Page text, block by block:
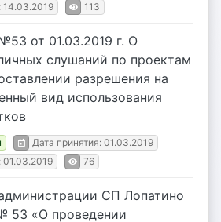
14.03.2019
113
от 01.03.2019 г. О
слушаний по проектам
разрешения на
вид использования
Дата принятия: 01.03.2019
01.03.2019
76
СП Лопатино
53 «О проведении